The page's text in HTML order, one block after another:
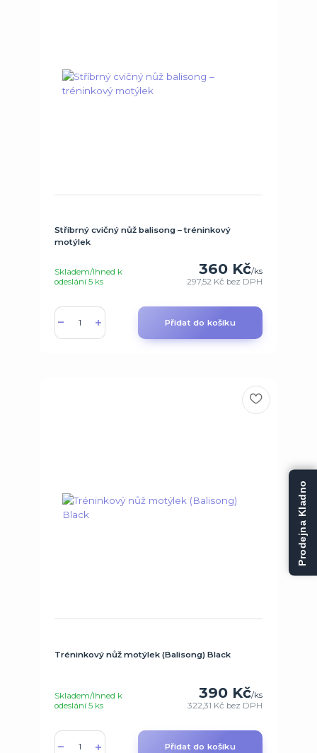
Stříbrný cvičný nůž balisong – tréninkový
motýlek
360 Kč/ks
297,52 Kč bez DPH
Skladem/Ihned k
odeslání 5 ks
Přidat do košíku
Tréninkový nůž motýlek (Balisong) Black
390 Kč/ks
322,31 Kč bez DPH
Skladem/Ihned k
odeslání 5 ks
Přidat do košíku
Prodejna Kladno